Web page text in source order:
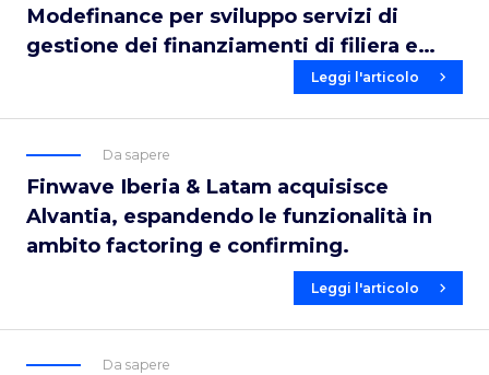
Modefinance per sviluppo servizi di
gestione dei finanziamenti di filiera e
delibera delle pratiche di affidamento.
Leggi l'articolo
Da sapere
Finwave Iberia & Latam acquisisce
Alvantia, espandendo le funzionalità in
ambito factoring e confirming.
Leggi l'articolo
Da sapere